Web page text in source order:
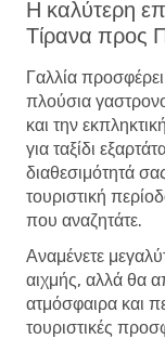
Η καλύτερη
Τίρανα προς
Γαλλία
πλούσια
και την
για ταξίδι
διαθεσιμότητά
τουριστική
που αναζητάτε.
Αναμένετε
αιχμής, αλλά θα
ατμόσφαιρα και
τουριστικές